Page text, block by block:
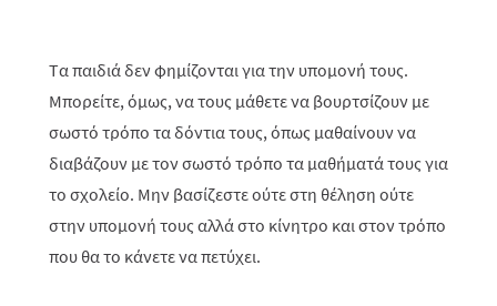
Tα παιδιά δεν φημίζονται για την υπομονή τους.
Μπορείτε, όμως, να τους μάθετε να βουρτσίζουν με
σωστό τρόπο τα δόντια τους, όπως μαθαίνουν να
διαβάζουν με τον σωστό τρόπο τα μαθήματά τους για
το σχολείο. Μην βασίζεστε ούτε στη θέληση ούτε
στην υπομονή τους αλλά στο κίνητρο και στον τρόπο
που θα το κάνετε να πετύχει.